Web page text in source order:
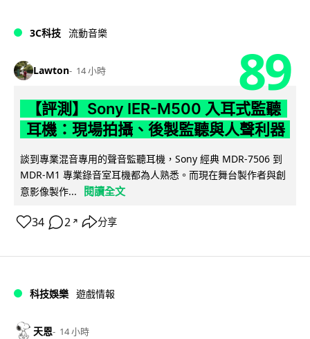
3C科技 流動音樂
Lawton 14 小時 89
【評測】Sony IER-M500 入耳式監聽
耳機：現場拍攝、後製監聽與人聲利器
談到專業混音專用的聲音監聽耳機，Sony 經典 MDR-7506 到
MDR-M1 專業錄音室耳機都為人熟悉。而現在舞台製作者與創
意影像製作...
閱讀全文
34 2 ↗ 分享
科技娛樂 遊戲情報
天恩 14 小時